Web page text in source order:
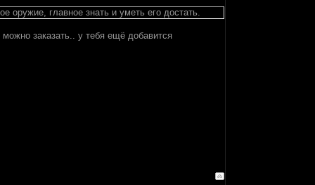
оружие, главное знать и уметь его достать.
заказать.. у тебя ещё добавится